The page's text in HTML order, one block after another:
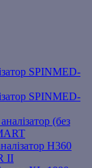
SPINMED-
SPINMED-
(без
Н360
ІІ